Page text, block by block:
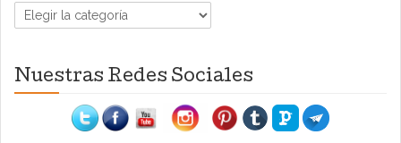
Categorías
Nuestras Redes Sociales